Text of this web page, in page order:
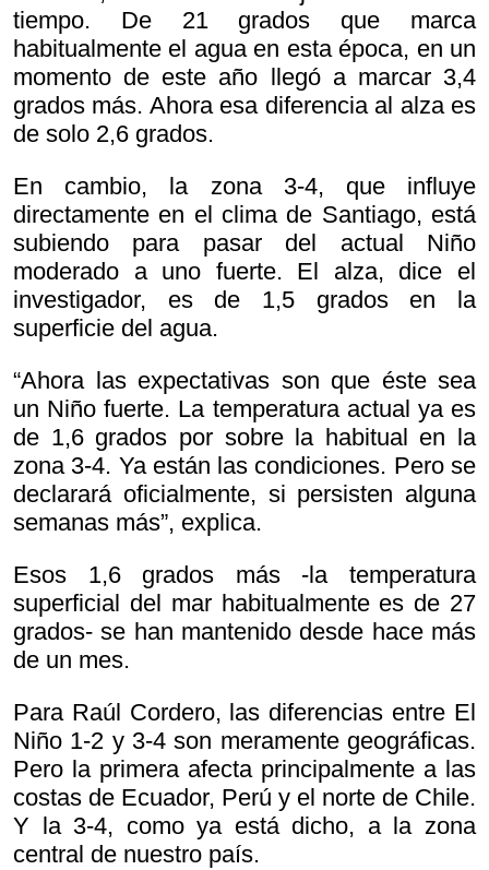
tiempo. De 21 grados que marca
habitualmente el agua en esta época, en un
momento de este año llegó a marcar 3,4
grados más. Ahora esa diferencia al alza es
de solo 2,6 grados.
En cambio, la zona 3-4, que influye
directamente en el clima de Santiago, está
subiendo para pasar del actual Niño
moderado a uno fuerte. El alza, dice el
investigador, es de 1,5 grados en la
superficie del agua.
“Ahora las expectativas son que éste sea
un Niño fuerte. La temperatura actual ya es
de 1,6 grados por sobre la habitual en la
zona 3-4. Ya están las condiciones. Pero se
declarará oficialmente, si persisten alguna
semanas más”, explica.
Esos 1,6 grados más -la temperatura
superficial del mar habitualmente es de 27
grados- se han mantenido desde hace más
de un mes.
Para Raúl Cordero, las diferencias entre El
Niño 1-2 y 3-4 son meramente geográficas.
Pero la primera afecta principalmente a las
costas de Ecuador, Perú y el norte de Chile.
Y la 3-4, como ya está dicho, a la zona
central de nuestro país.